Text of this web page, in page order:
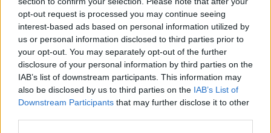
opt-out request is processed you may continue seeing
interest-based ads based on personal information utilized by
us or personal information disclosed to third parties prior to
your opt-out. You may separately opt-out of the further
disclosure of your personal information by third parties on the
IAB’s list of downstream participants. This information may
also be disclosed by us to third parties on the IAB’s List of
Downstream Participants that may further disclose it to other